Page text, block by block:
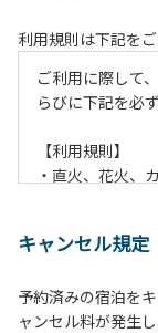
利用規則は下記をご
ご利用に際して、
らびに下記を必
【利用規則】
・直火、花火、
て芝生が焼けな
炭火、薪の燃え
棄してください
キャンセル規定
予約済みの宿泊を
ャンセル料が発生し